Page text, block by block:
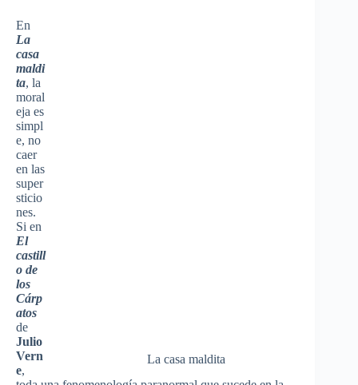
La casa maldita
En
La
casa
maldi
ta, la
moral
eja es
simpl
e, no
caer
en las
super
sticio
nes.
Si en
El
castill
o de
los
Cárp
atos
de
Julio
Vern
e,